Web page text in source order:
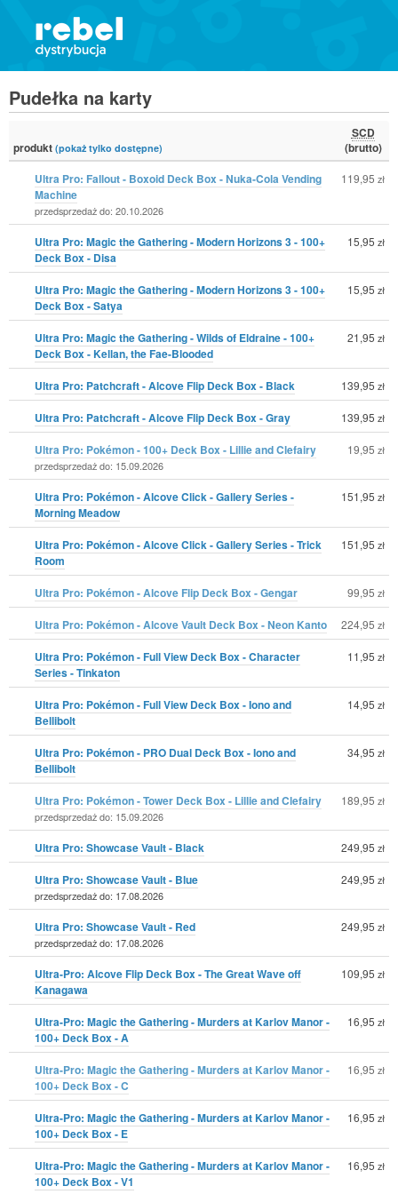
Pudełka na karty
produkt (pokaż tylko dostępne)
SCD
(brutto)
Ultra Pro: Fallout - Boxoid Deck Box - Nuka-Cola Vending
Machine
przedsprzedaż do: 20.10.2026
119,95 zł
Ultra Pro: Magic the Gathering - Modern Horizons 3 - 100+
Deck Box - Disa
15,95 zł
Ultra Pro: Magic the Gathering - Modern Horizons 3 - 100+
Deck Box - Satya
15,95 zł
Ultra Pro: Magic the Gathering - Wilds of Eldraine - 100+
Deck Box - Kellan, the Fae-Blooded
21,95 zł
Ultra Pro: Patchcraft - Alcove Flip Deck Box - Black 139,95 zł
Ultra Pro: Patchcraft - Alcove Flip Deck Box - Gray 139,95 zł
Ultra Pro: Pokémon - 100+ Deck Box - Lillie and Clefairy
przedsprzedaż do: 15.09.2026
19,95 zł
Ultra Pro: Pokémon - Alcove Click - Gallery Series -
Morning Meadow
151,95 zł
Ultra Pro: Pokémon - Alcove Click - Gallery Series - Trick
Room
151,95 zł
Ultra Pro: Pokémon - Alcove Flip Deck Box - Gengar 99,95 zł
Ultra Pro: Pokémon - Alcove Vault Deck Box - Neon Kanto 224,95 zł
Ultra Pro: Pokémon - Full View Deck Box - Character
Series - Tinkaton
11,95 zł
Ultra Pro: Pokémon - Full View Deck Box - Iono and
Bellibolt
14,95 zł
Ultra Pro: Pokémon - PRO Dual Deck Box - Iono and
Bellibolt
34,95 zł
Ultra Pro: Pokémon - Tower Deck Box - Lillie and Clefairy
przedsprzedaż do: 15.09.2026
189,95 zł
Ultra Pro: Showcase Vault - Black 249,95 zł
Ultra Pro: Showcase Vault - Blue
przedsprzedaż do: 17.08.2026
249,95 zł
Ultra Pro: Showcase Vault - Red
przedsprzedaż do: 17.08.2026
249,95 zł
Ultra-Pro: Alcove Flip Deck Box - The Great Wave off
Kanagawa
109,95 zł
Ultra-Pro: Magic the Gathering - Murders at Karlov Manor -
100+ Deck Box - A
16,95 zł
Ultra-Pro: Magic the Gathering - Murders at Karlov Manor -
100+ Deck Box - C
16,95 zł
Ultra-Pro: Magic the Gathering - Murders at Karlov Manor -
100+ Deck Box - E
16,95 zł
Ultra-Pro: Magic the Gathering - Murders at Karlov Manor -
100+ Deck Box - V1
16,95 zł